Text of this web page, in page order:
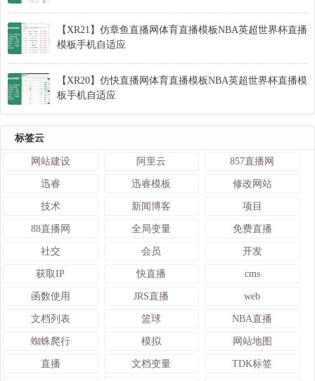
【XR21】仿章鱼直播网体育直播模板NBA英超世界杯直播
模板手机自适应
【XR20】仿快直播网体育直播模板NBA英超世界杯直播模
板手机自适应
标签云
网站建设 阿里云 857直播网
迅睿 迅睿模板 修改网站
技术 新闻博客 项目
88直播网 全局变量 免费直播
社交 会员 开发
获取IP 快直播 cms
函数使用 JRS直播 web
文档列表 篮球 NBA直播
蜘蛛爬行 模拟 网站地图
直播 文档变量 TDK标签